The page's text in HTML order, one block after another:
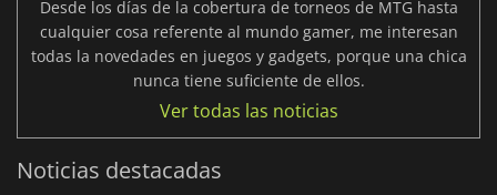
Desde los días de la cobertura de torneos de MTG hasta
cualquier cosa referente al mundo gamer, me interesan
todas la novedades en juegos y gadgets, porque una chica
nunca tiene suficiente de ellos.
Ver todas las noticias
Noticias destacadas